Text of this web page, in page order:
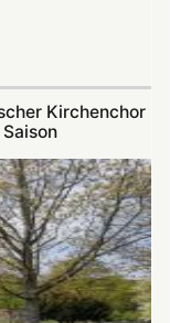
Kirchenchor